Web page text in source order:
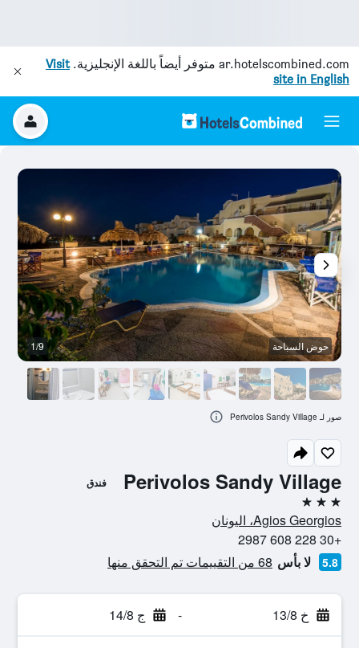
ar.hotelscombined.com متوفر أيضاً باللغة الإنجليزية.Visit
site in English
Perivolos Sandy Village فندق
3 نجوم
Agios Georgios، اليونان
+30 228 608 2987
5.8 لا بأس 68 من التقييمات تم التحقق منها
خ 13/8 - ج 14/8
حوض السباحة 1/9
صور لـ Perivolos Sandy Village